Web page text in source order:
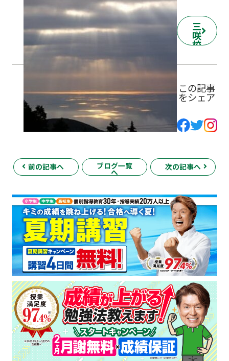
三
咲
校
詳
ペ
ー
ジ
この記事
をシェア
前の記事へ ブログ一覧
へ
次の記事へ